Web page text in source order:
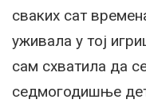
сваких сат
уживала у тој
сам схватила да
седмогодишње